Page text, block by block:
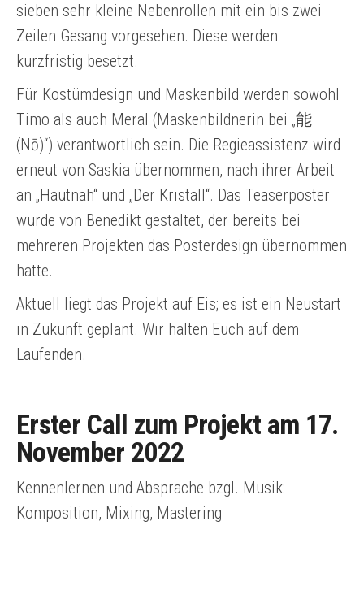
sieben sehr kleine Nebenrollen mit ein bis zwei
Zeilen Gesang vorgesehen. Diese werden
kurzfristig besetzt.
Für Kostümdesign und Maskenbild werden sowohl
Timo als auch Meral (Maskenbildnerin bei „能
(Nō)“) verantwortlich sein. Die Regieassistenz wird
erneut von Saskia übernommen, nach ihrer Arbeit
an „Hautnah“ und „Der Kristall“. Das Teaserposter
wurde von Benedikt gestaltet, der bereits bei
mehreren Projekten das Posterdesign übernommen
hatte.
Aktuell liegt das Projekt auf Eis; es ist ein Neustart
in Zukunft geplant. Wir halten Euch auf dem
Laufenden.
Erster Call zum Projekt am 17.
November 2022
Kennenlernen und Absprache bzgl. Musik:
Komposition, Mixing, Mastering